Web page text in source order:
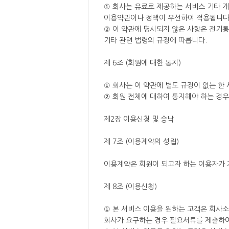
① 회사는 유료로 제공하는 서비스 기타
이용약관이나 정책이 우선하여 적용됩니
② 이 약관에 명시되지 않은 사항은 전기
기타 관련 법령의 규정에 따릅니다.
제 6조 (회원에 대한 통지)
① 회사는 이 약관에 별도 규정이 없는 한
② 회원 전체에 대하여 통지해야 하는 경
제2장 이용신청 및 승낙
제 7조 (이용계약의 성립)
이용계약은 회원이 되고자 하는 이용자
제 8조 (이용신청)
① 본 서비스 이용을 원하는 고객은 회사
회사가 요구하는 경우 필요서류를 제출하